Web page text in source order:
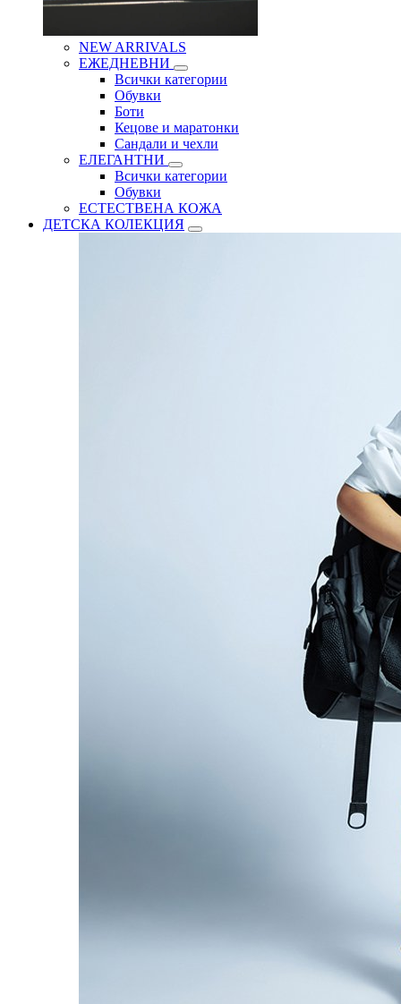
NEW ARRIVALS
ЕЖЕДНЕВНИ
Всички категории
Обувки
Боти
Кецове и маратонки
Сандали и чехли
ЕЛЕГАНТНИ
Всички категории
Обувки
ЕСТЕСТВЕНА КОЖА
ДЕТСКА КОЛЕКЦИЯ